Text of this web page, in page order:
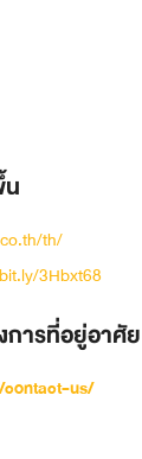
th/
3Hbxt68
การที่อยู่อาศัย
us/